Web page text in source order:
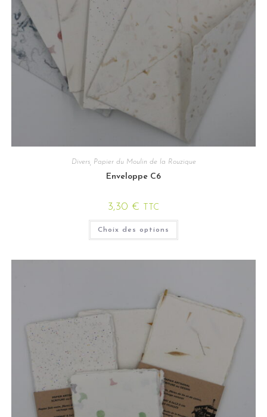
Divers, Papier du Moulin de la Rouzique
Enveloppe C6
3,30 € TTC
Choix des options